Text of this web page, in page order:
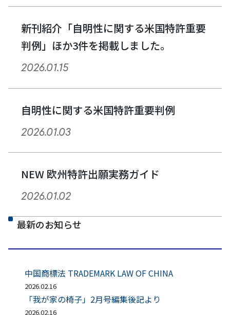
新刊紹介「自明性に関する米国特許重要
判例」ほか3件を掲載しました。
2026.01.15
自明性に関する米国特許重要判例
2026.01.03
NEW 欧州特許出願実務ガイド
2026.01.02
最新のお知らせ
中国商標法 TRADEMARK LAW OF CHINA
2026.02.16
「我が家の椅子」2月号編集後記より
2026.02.16